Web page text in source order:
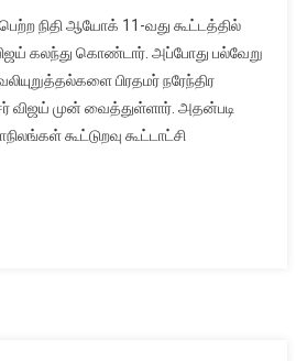
நீட்
விலக்கு
அளிக்க
வேண்டும்;
நிதி ஆயோக் 11-வது கூட்டத்தில்
கலந்து கொண்டார். அப்போது பல்வேறு
பிரதமர் நரேந்திர
விஜய் முன் வைத்துள்ளார். அதன்படி
கூட்டுறவு கூட்டாட்சி